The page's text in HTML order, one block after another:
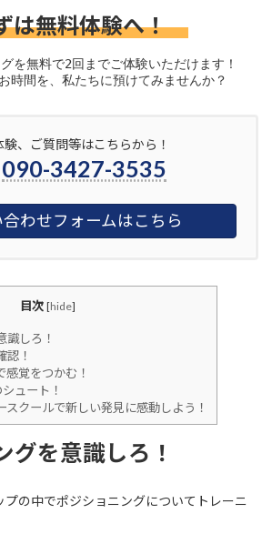
は無料体験へ！
を無料で2回までご体験いただけます！
時間を、私たちに預けてみませんか？
験、ご質問等はこちらから！
090-3427-3535
わせフォームはこちら
目次 [hide]
識しろ！
認！
感覚をつかむ！
ュート！
スクールで新しい発見に感動しよう！
グを意識しろ！
の中でポジショニングについてトレーニ